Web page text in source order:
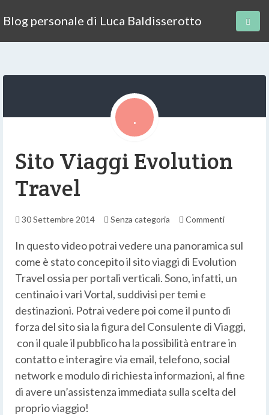
Blog personale di Luca Baldisserotto
Sito Viaggi Evolution
Travel
30 Settembre 2014 Senza categoria Commenti
In questo video potrai vedere una panoramica sul
come è stato concepito il sito viaggi di Evolution
Travel ossia per portali verticali. Sono, infatti, un
centinaio i vari Vortal, suddivisi per temi e
destinazioni. Potrai vedere poi come il punto di
forza del sito sia la figura del Consulente di Viaggi,
con il quale il pubblico ha la possibilità entrare in
contatto e interagire via email, telefono, social
network e modulo di richiesta informazioni, al fine
di avere un’assistenza immediata sulla scelta del
proprio viaggio!